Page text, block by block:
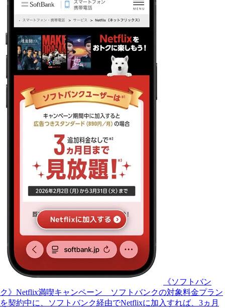
《ソフトバン
ク》Netflix満喫キャンペーン ソフトバンクの対象料金プラン
を契約中に、ソフトバンク経由でNetflixに加入すれば、3ヵ月